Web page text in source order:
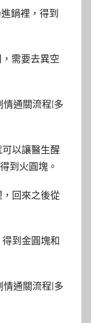
鍋裡，得到
需要去異空
以讓醫生醒
到火圓塊。
回來之後從
到金圓塊和